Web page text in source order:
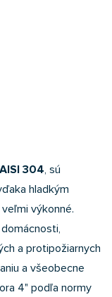
304 , sú
hladkým
výkonné.
a protipožiarnych
a všeobecne
4" podľa normy